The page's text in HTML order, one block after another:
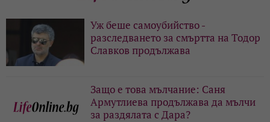
Уж беше самоубийство -
разследването за смъртта на Тодор
Славков продължава
Защо е това мълчание: Саня
Армутлиева продължава да мълчи
за раздялата с Дара?